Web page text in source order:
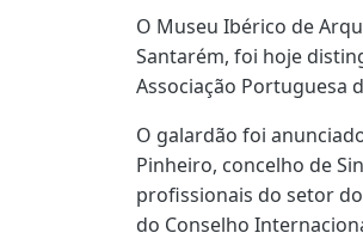
O Museu Ibérico de
Santarém, foi hoje
Associação Portuguesa
O galardão foi
Pinheiro, concelho de
profissionais do setor
do Conselho